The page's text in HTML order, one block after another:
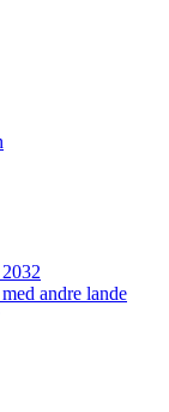
andre lande